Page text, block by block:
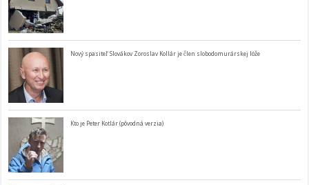
Nový spasiteľ Slovákov Zoroslav Kollár je člen slobodomurárskej lóže
Kto je Peter Kotlár (pôvodná verzia)